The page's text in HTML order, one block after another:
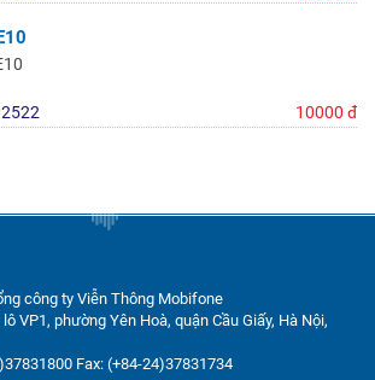
2522 10000 đ
công ty Viễn Thông Mobifone
VP1, phường Yên Hoà, quận Cầu Giấy, Hà Nội,
Fax: (+84-24)37831734